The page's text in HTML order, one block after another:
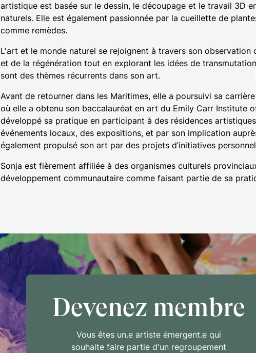
artistique est basée sur le dessin, le découpage et le travail 3D
naturels. Elle est également passionnée par la cueillette de
comme remèdes.
L'art et le monde naturel se rejoignent à travers son
et de la régénération tout en explorant les idées de
sont des thèmes récurrents dans son art.
Avant de retourner dans les Maritimes, elle a poursuivi sa
où elle a obtenu son baccalauréat en art du Emily Carr Institute
développé sa pratique en participant à des résidences
événements locaux, des expositions, et par son implication
également propulsé son art par des projets d’initiatives
Sonja est fièrement affiliée à des organismes culturels
développement communautaire comme faisant partie de sa
Devenez membre
Vous êtes un.e artiste émergent.e qui
souhaite faire partie d'un regroupement